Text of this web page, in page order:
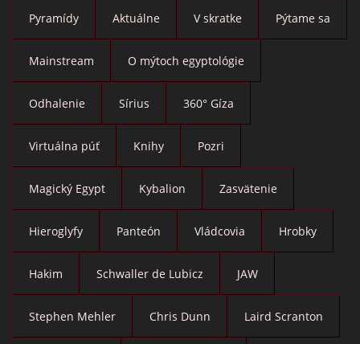
Pyramídy Aktuálne V skratke Pýtame sa
Mainstream O mýtoch egyptológie
Odhalenie Sírius 360° Gíza
Virtuálna púť Knihy Pozri
Magický Egypt Kybalion Zasvätenie
Hieroglyfy Panteón Vládcovia Hrobky
Hakim Schwaller de Lubicz JAW
Stephen Mehler Chris Dunn Laird Scranton